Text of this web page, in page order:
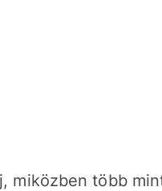
miközben több